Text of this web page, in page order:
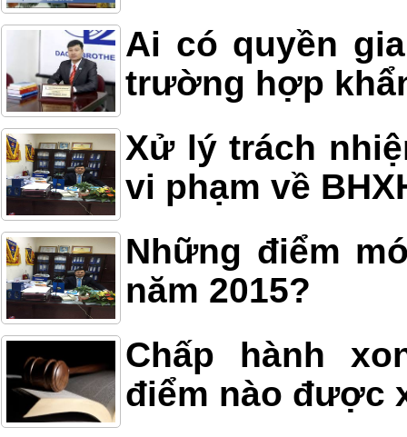
Ai có quyền
trường hợp
Xử lý trách
vi phạm về
Những điểm
năm 2015?
Chấp hành
điểm nào được